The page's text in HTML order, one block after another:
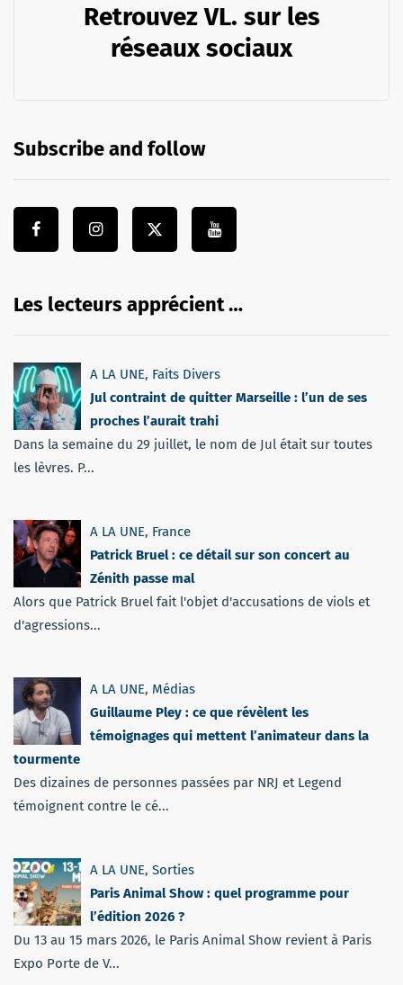
Retrouvez VL. sur les
réseaux sociaux
Subscribe and follow
Les lecteurs apprécient …
A LA UNE, Faits Divers
Jul contraint de quitter Marseille : l’un de ses
proches l’aurait trahi
Dans la semaine du 29 juillet, le nom de Jul était sur toutes
les lèvres. P...
A LA UNE, France
Patrick Bruel : ce détail sur son concert au
Zénith passe mal
Alors que Patrick Bruel fait l'objet d'accusations de viols et
d'agressions...
A LA UNE, Médias
Guillaume Pley : ce que révèlent les
témoignages qui mettent l’animateur dans la
tourmente
Des dizaines de personnes passées par NRJ et Legend
témoignent contre le cé...
A LA UNE, Sorties
Paris Animal Show : quel programme pour
l’édition 2026 ?
Du 13 au 15 mars 2026, le Paris Animal Show revient à Paris
Expo Porte de V...